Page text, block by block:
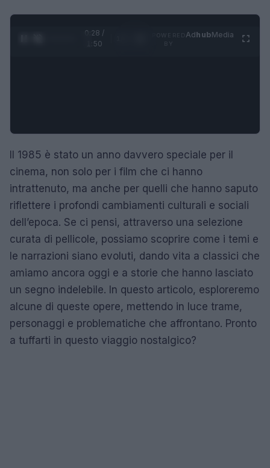
0:29 /
1:50
AdhubMedia
Il 1985 è stato un anno davvero speciale per il
cinema, non solo per i film che ci hanno
intrattenuto, ma anche per quelli che hanno saputo
riflettere i profondi cambiamenti culturali e sociali
dell’epoca. Se ci pensi, attraverso una selezione
curata di pellicole, possiamo scoprire come i temi e
le narrazioni siano evoluti, dando vita a classici che
amiamo ancora oggi e a storie che hanno lasciato
un segno indelebile. In questo articolo, esploreremo
alcune di queste opere, mettendo in luce trame,
personaggi e problematiche che affrontano. Pronto
a tuffarti in questo viaggio nostalgico?